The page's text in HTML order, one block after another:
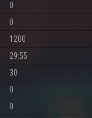
0
0
1200
29:55
30
0
0